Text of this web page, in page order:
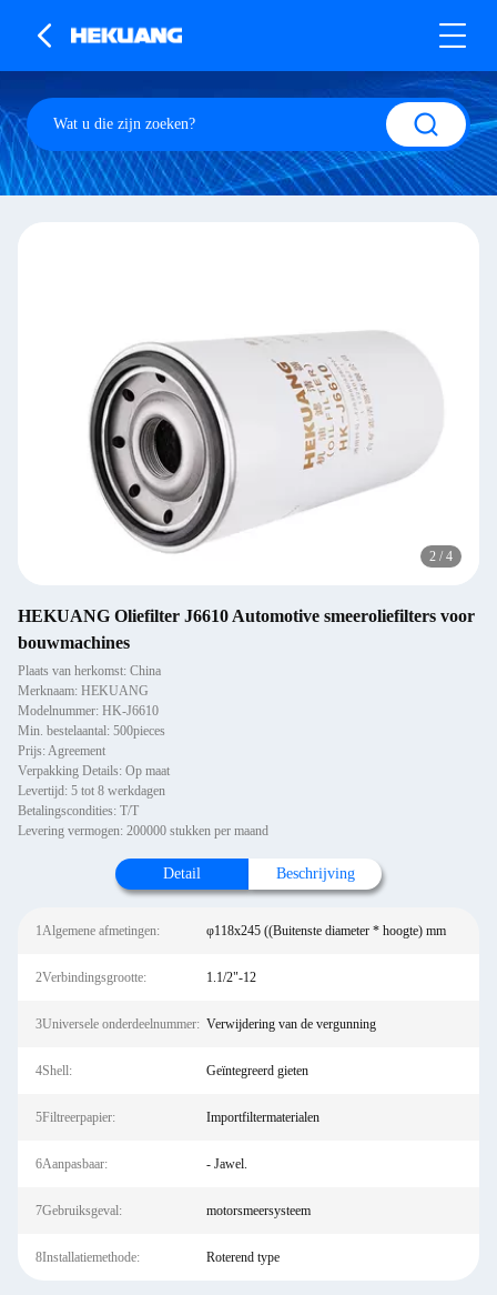
2 / 4
HEKUANG Oliefilter J6610 Automotive smeeroliefilters voor
bouwmachines
Plaats van herkomst: China
Merknaam: HEKUANG
Modelnummer: HK-J6610
Min. bestelaantal: 500pieces
Prijs: Agreement
Verpakking Details: Op maat
Levertijd: 5 tot 8 werkdagen
Betalingscondities: T/T
Levering vermogen: 200000 stukken per maand
Detail Beschrijving
1Algemene afmetingen: φ118x245 ((Buitenste diameter * hoogte) mm
2Verbindingsgrootte: 1.1/2"-12
3Universele onderdeelnummer: Verwijdering van de vergunning
4Shell: Geïntegreerd gieten
5Filtreerpapier: Importfiltermaterialen
6Aanpasbaar: - Jawel.
7Gebruiksgeval: motorsmeersysteem
8Installatiemethode: Roterend type